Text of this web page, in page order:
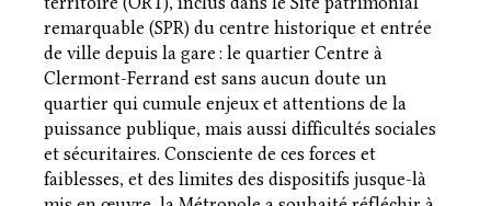
remarquable (SPR) du centre historique et entrée
de ville depuis la gare : le quartier Centre à
Clermont-Ferrand est sans aucun doute un
quartier qui cumule enjeux et attentions de la
puissance publique, mais aussi difficultés sociales
et sécuritaires. Consciente de ces forces et
faiblesses, et des limites des dispositifs jusque-là